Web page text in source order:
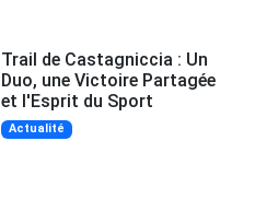
Trail de Castagniccia : Un
Duo, une Victoire Partagée
et l'Esprit du Sport
Actualité